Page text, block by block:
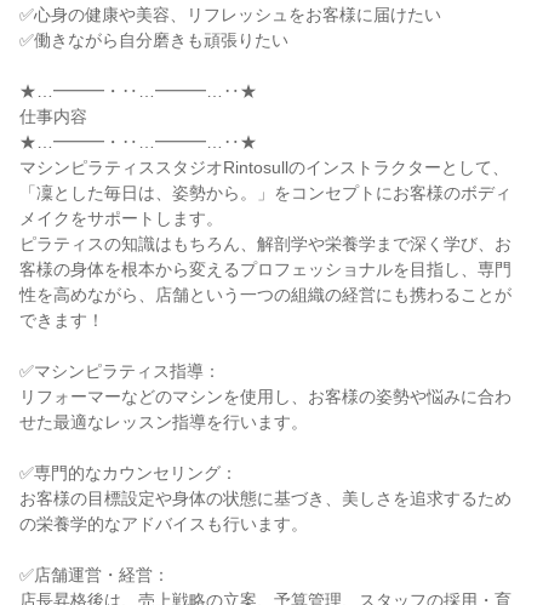
✅心身の健康や美容、リフレッシュをお客様に届けたい
✅働きながら自分磨きも頑張りたい
★…━━━・‥…━━━…‥★
仕事内容
★…━━━・‥…━━━…‥★
マシンピラティススタジオRintosullのインストラクターとして、
「凜とした毎日は、姿勢から。」をコンセプトにお客様のボディ
メイクをサポートします。
ピラティスの知識はもちろん、解剖学や栄養学まで深く学び、お
客様の身体を根本から変えるプロフェッショナルを目指し、専門
性を高めながら、店舗という一つの組織の経営にも携わることが
できます！
✅マシンピラティス指導：
リフォーマーなどのマシンを使用し、お客様の姿勢や悩みに合わ
せた最適なレッスン指導を行います。
✅専門的なカウンセリング：
お客様の目標設定や身体の状態に基づき、美しさを追求するため
の栄養学的なアドバイスも行います。
✅店舗運営・経営：
店長昇格後は、売上戦略の立案、予算管理、スタッフの採用・育